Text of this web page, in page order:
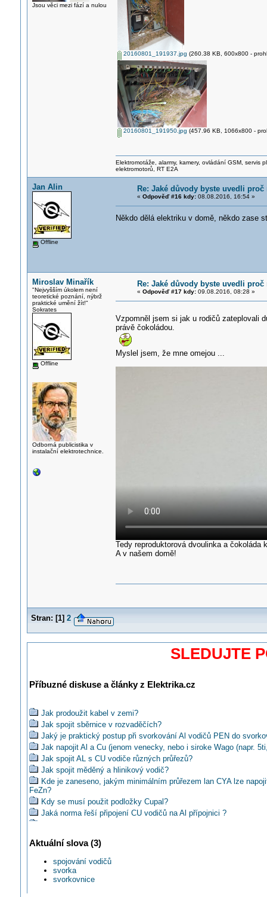
Jsou věci mezi fází a nulou
20160801_191937.jpg (260.38 KB, 600x800 -
20160801_191950.jpg (457.96 KB, 1066x800 -
Elektromotáže, alarmy, kamery, ovládání GSM,
elektromotorů, RT E2A
Jan Alin
Offline
Re: Jaké důvody byste uvedli
« Odpověď #16 kdy:08.08.2016, 16:54 »
Někdo dělá elektriku v domě, někdo
Miroslav Minařík
"Nejvyšším úkolem není
teoretické poznání, nýbrž
praktické umění žít!"
Sokrates
Offline
Odborná publicistika v
instalační elektrotechnice.
Re: Jaké důvody byste uvedli
« Odpověď #17 kdy:09.08.2016, 08:28 »
Vzpomněl jsem si jak u rodičů zateplovali
právě čokoládou.
Myslel jsem, že mne omejou ...
Tedy reproduktorová dvoulinka a
A v našem domě!
Stran: [1] 2
SLEDUJTE
Příbuzné diskuse a články z Elektrika.cz
Jak prodoužit kabel v zemi?
Jak spojit sběrnice v rozvaděčích?
Jaký je praktický postup při svorkování Al vodičů PEN do
Jak napojit Al a Cu (jenom venecky, nebo i siroke Wago (napr.
Jak spojit AL s CU vodiče různých průřezů?
Jak spojit měděný a hlinikový vodič?
Kde je zaneseno, jakým minimálním průřezem lan CYA lze
FeZn?
Kdy se musí použit podložky Cupal?
Jaká norma řeší připojení CU vodičů na Al přípojnici ?
Existují lisovací dutinky na způsob CupAl podložek na menší
Jakou amperickou zátěž snese kroucený spoj?
Mohu prodloužit kabel AYKY kabelem CYKY?
Aktuální slova (3)
spojování vodičů
svorka
svorkovnice